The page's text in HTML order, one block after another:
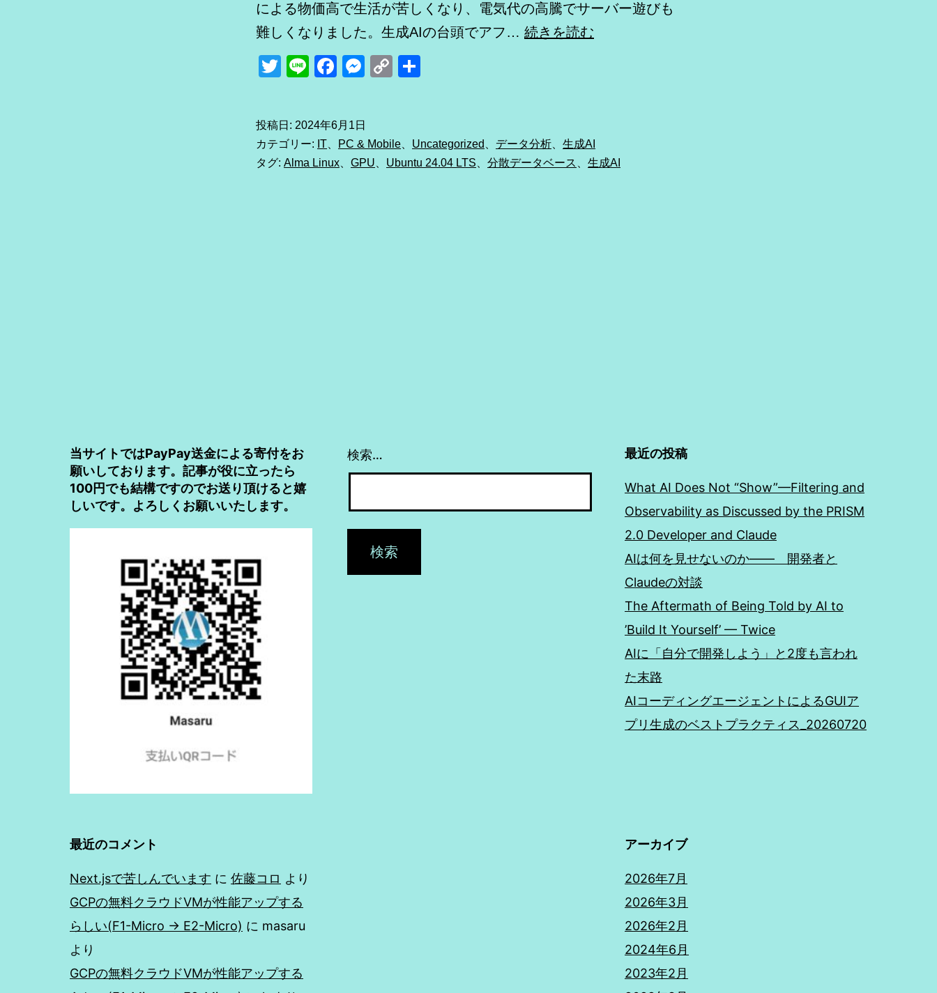
による物価高で生活が苦しくなり、電気代の高騰でサーバー遊びも
難しくなりました。生成AIの台頭でアフ… 続きを読む
出
Twitter
LineFacebook
Messenger
Copy
投稿日: 2024年6月1日
カテゴリー: IT PC & Mobile Uncategorized データ分析
生成AI
タグ: Alma Linux GPU Ubuntu 24.04 LTS 分散データベース 生成AI
当サイトではPayPay送金による寄付をお
願いしております。記事が役に立ったら
100円でも結構ですのでお送り頂けると嬉
しいです。よろしくお願いいたします。
検索… 最近の投稿
What AI Does Not “Show”—Filtering and
Observability as Discussed by the PRISM
2.0 Developer and Claude
AIは何を見せないのか―― 開発者と
Claudeの対談
The Aftermath of Being Told by AI to
’Build It Yourself’ — Twice
AIに「自分で開発しよう」と2度も言われ
た末路
AIコーディングエージェントによるGUIア
プリ生成のベストプラクティス_20260720
最近のコメント
Next.jsで苦しんでいます に 佐藤コロ より
GCPの無料クラウドVMが性能アップする
らしい(F1-Micro → E2-Micro) に masaru
より
GCPの無料クラウドVMが性能アップする
アーカイブ
2026年7月
2026年3月
2026年2月
2024年6月
2023年2月